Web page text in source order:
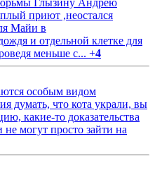
Глызину Андрею
приют ,неостался
Майи в
и отдельной клетке для
меньше с... +4
особым видом
думать, что кота украли, вы
какие-то доказательства
могут просто зайти на